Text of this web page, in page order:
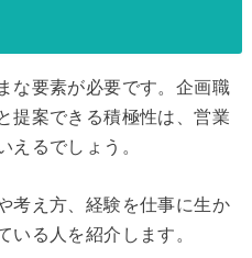
な要素が必要です。企画職
提案できる積極性は、営業
えるでしょう。
考え方、経験を仕事に生か
いる人を紹介します。